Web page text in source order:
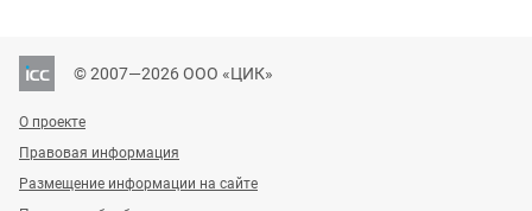
© 2007—2026 ООО «ЦИК»
О проекте
Правовая информация
Размещение информации на сайте